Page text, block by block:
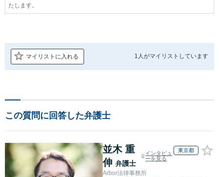
たします。
マイリストに入れる 1人がマイリストしています
この質問に回答した弁護士
並木 重
伸 弁護士
インタビュ
ーを見る
東京都
Arbor法律事務所